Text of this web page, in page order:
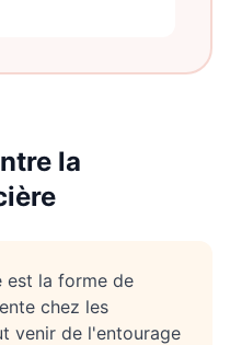
la
est la forme de
chez les
venir de l'entourage